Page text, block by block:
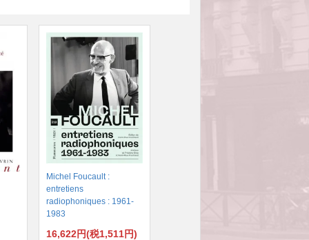
Michel Foucault :
entretiens
radiophoniques : 1961-
1983
16,622円(税1,511円)